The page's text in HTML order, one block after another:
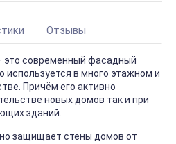
Отзывы
это современный фасадный
используется в много этажном и
Причём его активно
новых домов так и при
зданий.
защищает стены домов от